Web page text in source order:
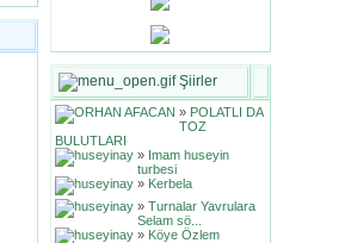
Şiirler
» POLATLI DA
TOZ
BULUTLARI
» Imam huseyin
turbesi
» Kerbela
» Turnalar Yavrulara
Selam sö...
» Köye Özlem